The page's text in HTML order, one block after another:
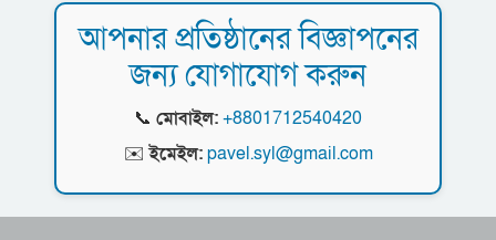
ধরিত্রী রক্ষায় আমরা’র উদ্যোগে সিলেটে বৃক্ষ রোপনের
কর্মসূচি পালন
সিলেটে সড়ক দু*র্ঘ*ট*নায় প্রাণ গেল যুবকের
নর্থ ইস্ট ইউনিভার্সিটিতে রচনা ও আবৃত্তি
সিকৃবি’তে জুলাই গণ-অভ্যুত্থান দিবস উপলক্ষে
আপনার প্রতিষ্ঠানের বিজ্ঞাপনের
জন্য যোগাযোগ করুন
📞 মোবাইল:+8801712540420
✉️ইমেইল: pavel.syl@gmail.com